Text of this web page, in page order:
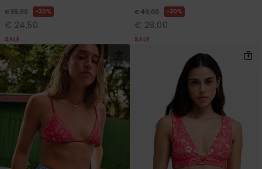
€ 35,00 30%
€ 24,50
SALE
€ 40,00 30%
€ 28,00
SALE